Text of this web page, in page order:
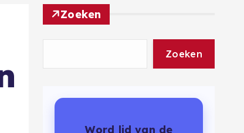
Zoeken
Zoeken
Word lid van de